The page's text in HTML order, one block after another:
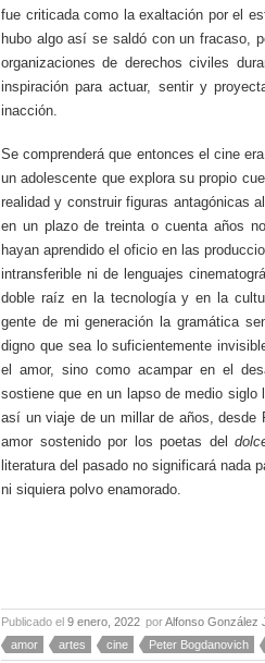
fue criticada como la exaltación por el
hubo algo así se saldó con un fracaso,
organizaciones de derechos civiles
inspiración para actuar, sentir y
inacción.
Se comprenderá que entonces el cine
un adolescente que explora su propio
realidad y construir figuras antagónicas
en un plazo de treinta o cuenta años
hayan aprendido el oficio en las
intransferible ni de lenguajes
doble raíz en la tecnología y en la
gente de mi generación la gramática
digno que sea lo suficientemente
el amor, sino como acampar en el
sostiene que en un lapso de medio siglo
así un viaje de un millar de años, desde
amor sostenido por los poetas del
literatura del pasado no significará nada
ni siquiera polvo enamorado.
Publicado el 9 enero, 2022 porAlfonso González
amor
artes cine Peter Bogdanovich